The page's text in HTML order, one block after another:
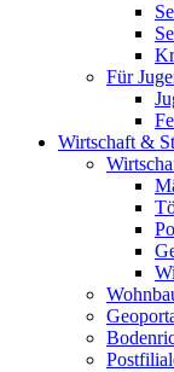
Für
Wirtschaft &